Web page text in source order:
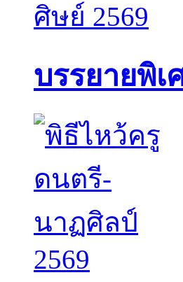
บรรยายพิเ